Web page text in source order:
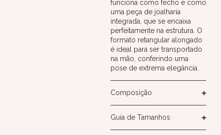
funciona como fecho e como
uma peça de joalharia
integrada, que se encaixa
perfeitamente na estrutura. O
formato retangular alongado
é ideal para ser transportado
na mão, conferindo uma
pose de extrema elegância.
Composição
Guia de Tamanhos